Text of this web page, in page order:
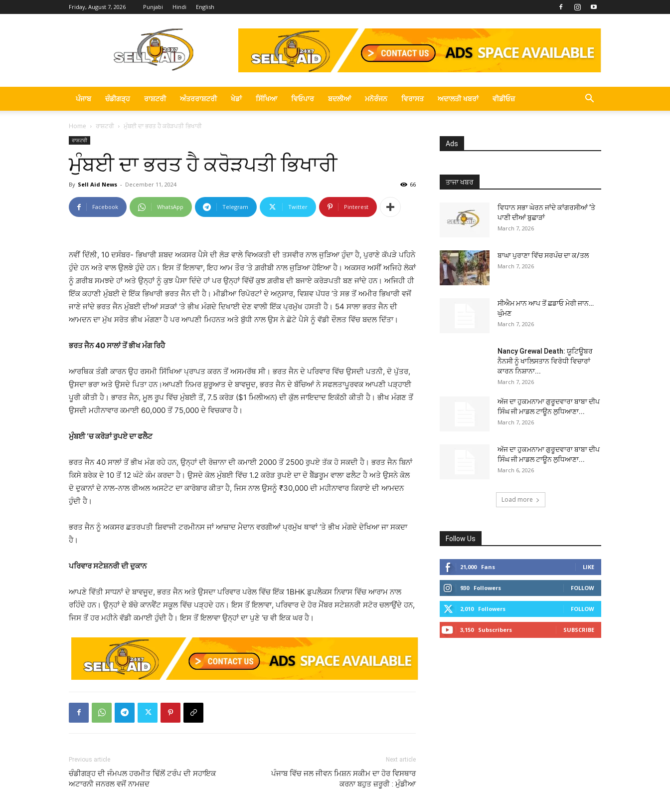
Friday, August 7, 2026 Punjabi Hindi English
Sell
Aid
News
ਪੰਜਾਬ ਚੰਡੀਗੜ੍ਹ ਰਾਸ਼ਟਰੀ ਅੰਤਰਰਾਸ਼ਟਰੀ ਖੇਡਾਂ ਸਿੱਖਿਆ ਵਿਓਪਾਰ ਬਦਲੀਆਂ ਮਨੋਰੰਜਨ ਵਿਰਾਸਤ ਅਦਾਲਤੀ ਖਬਰਾਂ ਵੀਡੀਓਜ਼
Home ਰਾਸ਼ਟਰੀ ਮੁੰਬਈ ਦਾ ਭਰਤ ਹੈ ਕਰੋੜਪਤੀ ਭਿਖਾਰੀ
ਰਾਸ਼ਟਰੀ
ਮੁੰਬਈ ਦਾ ਭਰਤ ਹੈ ਕਰੋੜਪਤੀ ਭਿਖਾਰੀ
By Sell Aid News - December 11, 2024 66
Facebook WhatsApp Telegram Twitter Pinterest
ਨਵੀਂ ਦਿੱਲੀ, 10 ਦਸੰਬਰ- ਭਿਖਾਰੀ ਸ਼ਬਦ ਅਕਸਰ ਪੈਸੇ ਦੀ ਲੋੜ ਵਾਲੇ ਵਿਅਕਤੀ ਦੀ ਤਸਵੀਰ ਨਾਲ ਜੁੜਿਆ ਹੁੰਦਾ ਹੈ, ਪੁਰਾਣੇ ਕੱਪੜੇ ਪਹਿਨੇ
ਹੁੰਦੇ ਹਨ ਅਤੇ ਵਾਲ ਉਲਝੇ ਹੁੰਦੇ ਹਨ। ਇਸ ਤੋਂ ਇਲਾਵਾ, ਇਹ ਆਮ ਤੌਰ ‘ਤੇ ਗ਼ਰੀਬੀ ਨਾਲ ਜੁੜਿਆ ਹੋਇਆ ਹੈ। ਅਕਸਰ ਅਸੀਂ ਅਜਿਹੇ ਲੋਕਾਂ
ਨੂੰ ਗ਼ਰੀਬ ਸਮਝਦੇ ਹਾਂ ਅਤੇ ਉਨ੍ਹਾਂ ਨੂੰ ਕੁਝ ਪੈਸਾ ਦਿੰਦੇ ਹਾਂ ਪਰ ਉਨ੍ਹਾਂ ਵਿੱਚੋਂ ਕੁਝ ਗ਼ਰੀਬ ਦੀ ਬਜਾਏ ਕਰੋੜਪਤੀ ਬਣ ਜਾਂਦੇ ਹਨ। ਅਜਿਹੀ ਹੀ
ਇੱਕ ਕਹਾਣੀ ਮੁੰਬਈ ਦੇ ਇੱਕ ਭਿਖਾਰੀ ਭਰਤ ਜੈਨ ਦੀ ਹੈ। ਮੀਡੀਆ ਰਿਪੋਰਟਾਂ ਦੇ ਅਨੁਸਾਰ, ਵਿਸ਼ਵ ਪੱਧਰ ‘ਤੇ ਸਭ ਤੋਂ ਅਮੀਰ ਭਿਖਾਰੀ ਵਜੋਂ
ਜਾਣੇ ਜਾਂਦੇ ਭਰਤ ਜੈਨ ਮੁੰਬਈ ਦੀਆਂ ਸੜਕਾਂ ‘ਤੇ ਭੀਖ ਮੰਗਦੇ ਦਿਖਾਈ ਦੇਣ ਵਾਲੀ ਇੱਕ ਪ੍ਰਮੁੱਖ ਹਸਤੀ ਹੈ। 54 ਸਾਲਾ ਭਰਤ ਜੈਨ ਦੀ
ਆਮਦਨ ਦਾ ਮੁੱਖ ਸਰੋਤ ਭੀਖ ਮੰਗਣਾ ਹੈ ਪਰ ਆਪਣੀ ਮਿਹਨਤ ਅਤੇ ਬੁੱਧੀ ਨਾਲ ਉਸ ਨੇ ਛੋਟੇ ਪੈਸੇ ਨੂੰ ਵੱਡੀ ਦੌਲਤ ਵਿੱਚ ਬਦਲ ਦਿੱਤਾ।
ਭਰਤ ਜੈਨ 40 ਸਾਲਾਂ ਤੋਂ ਭੀਖ ਮੰਗ ਰਿਹੈ
ਆਰਥਿਕ ਤੰਗੀ ਕਾਰਨ ਉਹ ਰਸਮੀ ਸਿੱਖਿਆ ਪ੍ਰਾਪਤ ਕਰਨ ਤੋਂ ਅਸਮਰੱਥ ਸੀ। ਭਰਤ ਜੈਨ ਦੇ ਪਰਿਵਾਰ ਵਿੱਚ ਉਸਦੀ ਪਤਨੀ, ਦੋ ਪੁੱਤਰ,
ਉਸਦਾ ਭਰਾ ਅਤੇ ਉਸਦੇ ਪਿਤਾ ਹਨ।ਆਪਣੀ ਨਿਮਰ ਸ਼ੁਰੂਆਤ ਦੇ ਬਾਵਜੂਦ, ਭਰਤ ਜੈਨ ਦੇ ਬੱਚਿਆਂ ਨੇ ਸਫਲਤਾਪੂਰਵਕ ਆਪਣੀ ਪੜ੍ਹਾਈ
ਪੂਰੀ ਕੀਤੀ ਹੈ। ਭਾਰਤ ਜੈਨ, ਮੂਲ ਰੂਪ ਵਿੱਚ ਮੁੰਬਈ ਤੋਂ, 7.5 ਕਰੋੜ ($1 ਮਿਲੀਅਨ) ਦੀ ਕੁੱਲ ਜਾਇਦਾਦ ਇਕੱਠੀ ਕੀਤੀ ਹੈ। ਭੀਖ ਮੰਗਣ ਤੋਂ
ਉਸਦੀ ਮਹੀਨਾਵਾਰ ਕਮਾਈ 60,000 ਤੋਂ 75,000 ਦੇ ਵਿਚਕਾਰ ਹੈ।
ਮੁੰਬਈ ‘ਚ ਕਰੋੜਾਂ ਰੁਪਏ ਦਾ ਫਲੈਟ
ਭਰਤ ਜੈਨ 40 ਸਾਲਾਂ ਤੋਂ ਭੀਖ ਮੰਗ ਰਹੇ ਹਨ, ਉਨ੍ਹਾਂ ਦੀ ਰੋਜ਼ਾਨਾ ਦੀ ਕਮਾਈ 2000 ਤੋਂ 2500 ਰੁਪਏ ਤੱਕ ਹੋ ਸਕਦੀ ਹੈ। ਭਰਤ ਜੈਨ ਬਿਨਾਂ
ਕਿਸੇ ਬਰੇਕ ਦੇ 10 ਤੋਂ 12 ਘੰਟੇ ਕੰਮ ਕਰਦਾ ਹੈ। ਉਸਦੇ ਕੋਲ ਮੁੰਬਈ ਵਿੱਚ 1.2 ਕਰੋੜ ਰੁਪਏ ਦਾ ਦੋ ਬੈੱਡਰੂਮ ਵਾਲਾ ਫਲੈਟ ਹੈ ਅਤੇ ਉਸਨੇ ਕੋਲ
ਦੋ ਦੁਕਾਨਾਂ ਦੇ ਨਾਲ-ਨਾਲ ਰੀਅਲ ਅਸਟੇਟ ਦਾ ਕਾਰੋਬਾਰ ਕੀਤਾ ਹੈ, ਜਿਸ ਨਾਲ ਉਸਨੂੰ ₹30,000 ਦੀ ਮਹੀਨਾਵਾਰ ਕਿਰਾਏ ਦੀ ਆਮਦਨ
ਹੁੰਦੀ ਹੈ।
ਭਰਤ ਜੈਨ ਨੂੰ ਅਕਸਰ ਛਤਰਪਤੀ ਸ਼ਿਵਾਜੀ ਟਰਮੀਨਸ ਜਾਂ ਆਜ਼ਾਦ ਮੈਦਾਨ ਵਰਗੀਆਂ ਪ੍ਰਮੁੱਖ ਥਾਵਾਂ ‘ਤੇ ਭੀਖ ਮੰਗਦੇ ਦੇਖਿਆ ਜਾ ਸਕਦਾ
ਹੈ।
ਪਰਿਵਾਰ ਸਟੇਸ਼ਨਰੀ ਦੀ ਦੁਕਾਨ
ਆਪਣੇ ਵਿੱਤੀ ਸਾਧਨਾਂ ਦੇ ਬਾਵਜੂਦ, ਭਰਤ ਜੈਨ ਅਤੇ ਉਸਦਾ ਪਰਿਵਾਰ ਪਰੇਲ ਵਿੱਚ ਇੱਕ 1BHK ਡੁਪਲੈਕਸ ਨਿਵਾਸ ਵਿੱਚ ਆਰਾਮ ਨਾਲ
ਰਹਿੰਦੇ ਹਨ। ਉਨ੍ਹਾਂ ਦੇ ਬੱਚੇ ਕਾਨਵੈਂਟ ਸਕੂਲ ਵਿੱਚ ਪੜ੍ਹਦੇ ਹਨ। ਇਸ ਤੋਂ ਇਲਾਵਾ, ਪਰਿਵਾਰ ਦੇ ਹੋਰ ਮੈਂਬਰ ਸਟੇਸ਼ਨਰੀ ਸਟੋਰ ਚਲਾਉਂਦੇ ਹਨ,
ਜਿਸ ਤੋਂ ਹਰ ਮਹੀਨੇ ਵੱਡੀ ਕਮਾਈ ਹੁੰਦੀ ਹੈ। ਇਸ ਤੋਂ ਇਲਾਵਾ ਉਨ੍ਹਾਂ ਦਾ ਪੁਣੇ ‘ਚ ਵੀ ਇਕ ਘਰ ਹੈ।
Previous article
ਚੰਡੀਗੜ੍ਹ ਦੀ ਜੰਮਪਲ ਹਰਮੀਤ ਢਿੱਲੋਂ ਟਰੰਪ ਦੀ ਸਹਾਇਕ
ਅਟਾਰਨੀ ਜਨਰਲ ਵਜੋਂ ਨਾਮਜ਼ਦ
Next article
ਪੰਜਾਬ ਵਿੱਚ ਜਲ ਜੀਵਨ ਮਿਸ਼ਨ ਸਕੀਮ ਦਾ ਹੋਰ ਵਿਸਥਾਰ
ਕਰਨਾ ਬਹੁਤ ਜ਼ਰੂਰੀ : ਮੁੰਡੀਆ
Ads
ਤਾਜਾ ਖਬਰ
ਵਿਧਾਨ ਸਭਾ ਘੇਰਨ ਜਾਂਦੇ ਕਾਂਗਰਸੀਆਂ ’ਤੇ
ਪਾਣੀ ਦੀਆਂ ਬੁਛਾੜਾਂ
March 7, 2026
ਬਾਘਾ ਪੁਰਾਣਾ ਵਿੱਚ ਸਰਪੰਚ ਦਾ ਕ/ਤਲ
March 7, 2026
ਸੀਐਮ ਮਾਨ ਆਪ ਤੋਂ ਛਡਾਓ ਮੇਰੀ ਜਾਨ…
ਘੁੰਮਣ
March 7, 2026
Nancy Grewal Death: ਯੂਟਿਊਬਰ
ਨੈਨਸੀ ਨੂੰ ਖਾਲਿਸਤਾਨ ਵਿਰੋਧੀ ਵਿਚਾਰਾਂ
ਕਾਰਨ ਨਿਸ਼ਾਨਾ...
March 7, 2026
ਅੱਜ ਦਾ ਹੁਕਮਨਾਮਾ ਗੁਰੂਦਵਾਰਾ ਬਾਬਾ ਦੀਪ
ਸਿੰਘ ਜੀ ਮਾਡਲ ਟਾਊਨ ਲੁਧਿਆਣਾ...
March 7, 2026
ਅੱਜ ਦਾ ਹੁਕਮਨਾਮਾ ਗੁਰੂਦਵਾਰਾ ਬਾਬਾ ਦੀਪ
ਸਿੰਘ ਜੀ ਮਾਡਲ ਟਾਊਨ ਲੁਧਿਆਣਾ...
March 6, 2026
Load more
Follow Us
21,000 Fans LIKE
930 Followers FOLLOW
2,010 Followers FOLLOW
3,150 Subscribers SUBSCRIBE